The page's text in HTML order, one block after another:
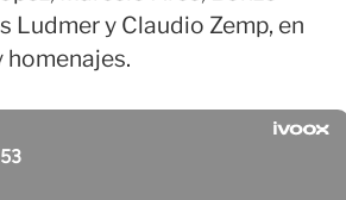
Ludmer y Claudio Zemp, en